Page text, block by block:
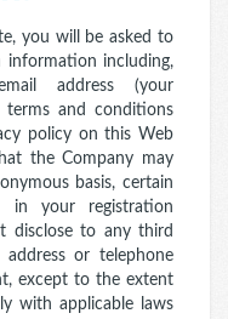
you will be asked to
information including,
address (your
and conditions
policy on this Web
the Company may
basis, certain
in your registration
disclose to any third
or telephone
except to the extent
with applicable laws